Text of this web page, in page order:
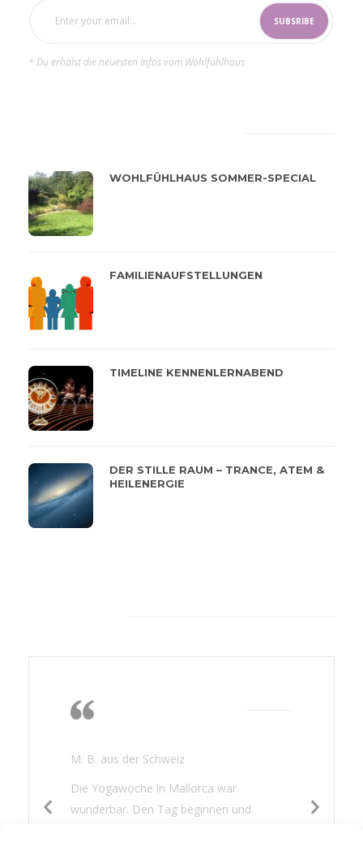
* Du erhälst die neuesten Infos vom Wohlfühlhaus
WOHLFÜHLHAUS SOMMER-SPECIAL
FAMILIENAUFSTELLUNGEN
TIMELINE KENNENLERNABEND
DER STILLE RAUM – TRANCE, ATEM &
HEILENERGIE
M. B. aus der Schweiz
Die Yogawoche in Mallorca war
wunderbar. Den Tag beginnen und